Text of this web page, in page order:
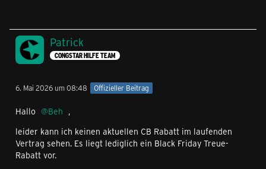
Patrick
CONGSTAR HILFE TEAM
6. Mai 2026 um 08:48 Offizieller Beitrag
Hallo Beh ,
leider kann ich keinen aktuellen CB Rabatt im laufenden
Vertrag sehen. Es liegt lediglich ein Black Friday Treue-
Rabatt vor.